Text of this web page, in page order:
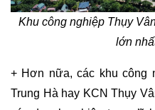
Khu công nghiệp Thụy
lớn
+ Hơn nữa, các khu công
Trung Hà hay KCN Thụy